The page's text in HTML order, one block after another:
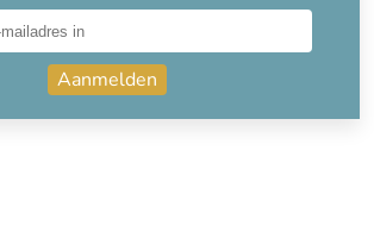
Aanmelden